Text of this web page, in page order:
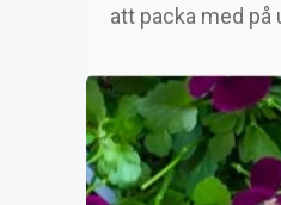
att packa med på